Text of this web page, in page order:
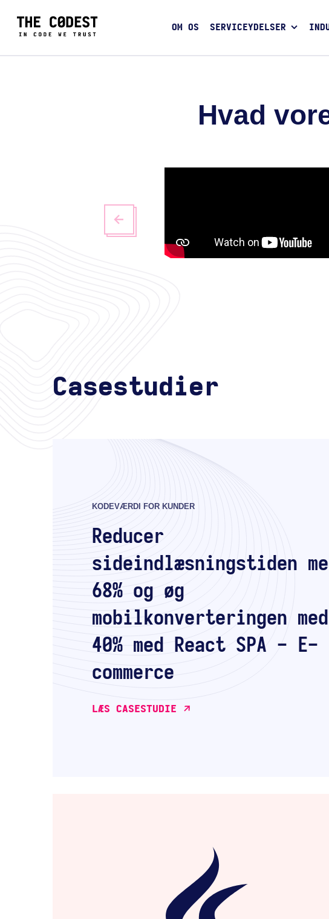
OM OS SERVICEYDELSER
Hvad
Casestudier
KODEVÆRDI FOR KUNDER
Reducer
sideindlæsningstiden
68% og øg
mobilkonverteringen med
40% med React SPA - E-
commerce
LÆS CASESTUDIE